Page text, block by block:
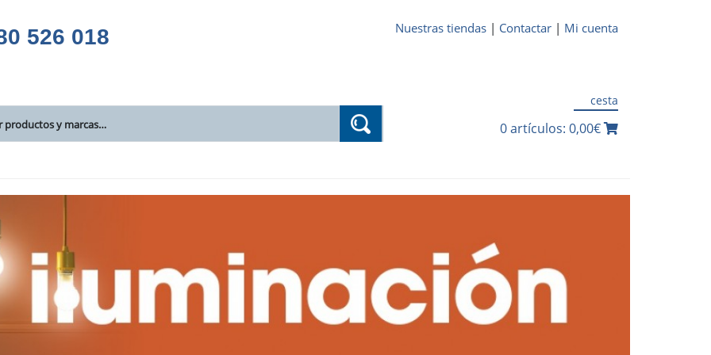
526 018 Nuestras tiendas | Contactar | Mi cuenta
cesta
0 artículos: 0,00€